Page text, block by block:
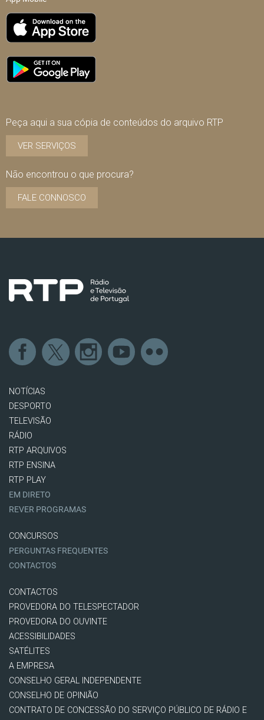
Peça aqui a sua cópia de conteúdos do arquivo RTP
VER SERVIÇOS
Não encontrou o que procura?
FALE CONNOSCO
NOTÍCIAS
DESPORTO
TELEVISÃO
RÁDIO
RTP ARQUIVOS
RTP ENSINA
RTP PLAY
EM DIRETO
REVER PROGRAMAS
CONCURSOS
PERGUNTAS FREQUENTES
CONTACTOS
CONTACTOS
PROVEDORA DO TELESPECTADOR
PROVEDORA DO OUVINTE
ACESSIBILIDADES
SATÉLITES
A EMPRESA
CONSELHO GERAL INDEPENDENTE
CONSELHO DE OPINIÃO
CONTRATO DE CONCESSÃO DO SERVIÇO PÚBLICO DE RÁDIO E